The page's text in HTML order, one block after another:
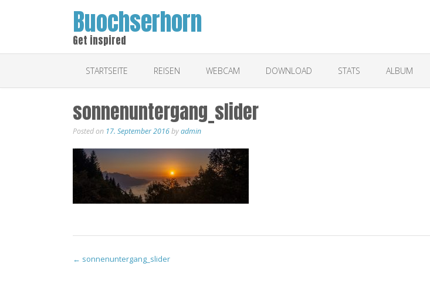
Buochserhorn
Get inspired
STARTSEITE REISEN WEBCAM DOWNLOAD STATS ALBUM
sonnenuntergang_slider
Posted on 17. September 2016byadmin
Post
← sonnenuntergang_slider